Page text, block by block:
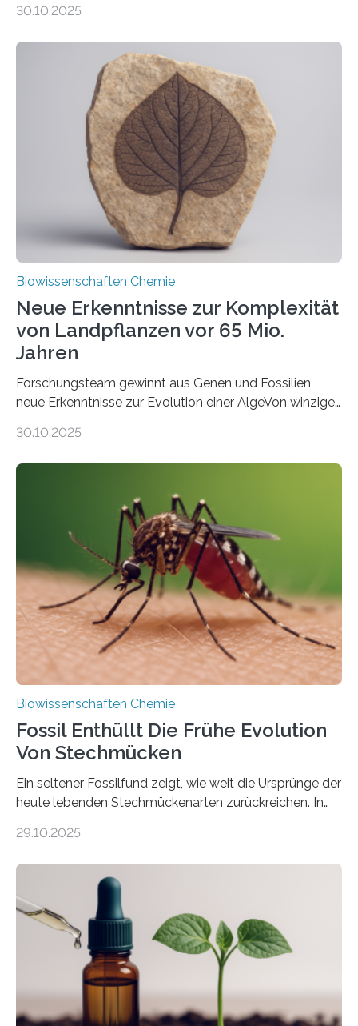
erfüllen können, müssen zahlreiche Enzyme präzise in
der Ruhr-Universität Bochum um Prof. Dr. Ralf Erdmann
und Dr. Ismaila Francis Yusuf hat nun einen bislang
unbekannten Qualitätskontrollmechanismus des
peroxisomalen Proteintransports in der Bäckerhefe
Saccharomyces cerevisiae entdeckt, der für die
Funktionsfähigkeit der Organellen entscheidend ist. Die
Studie wurde am 28. Oktober 2025 in der
Fachzeitschrift…
30.10.2025
Biowissenschaften Chemie
Neue Erkenntnisse zur Komplexität
von Landpflanzen vor 65 Mio.
Jahren
Forschungsteam gewinnt aus Genen und Fossilien
neue Erkenntnisse zur Evolution einer AlgeVon winzigen
Landpflanzen zählen zu den komplexesten
Grünalgen, die vor Hunderten von Millionen Jahren
lebten. Unter den Vorfahren sticht eine Gruppe heraus,
die noch heute in der Natur vorkommt: die
Süßwasseralge Coleochaetophyceae. Einige Arten
dieser Gruppe bilden aus Zellfäden dichte Geflechte
mit scheibenförmiger Gestalt. Was auffällig ist: Die
nächsten…
30.10.2025
Biowissenschaften Chemie
Fossil Enthüllt Die Frühe Evolution
Von Stechmücken
Ein seltener Fossilfund zeigt, wie weit die Ursprünge der
heute lebenden Stechmückenarten zurückreichen. In
Forschende die bisher älteste bekannte Stechmücken-
Region Kachin in Myanmar und hat sich in
ausgezeichnetem Zustand erhalten. Es konnte als neue
Art einer neuen Gattung beschrieben werden und trägt
nun den Namen Cretosabethes primaevus. Dieser erste
fossile Nachweis einer Stechmückenlarve in Bernstein
stellt gleichzeitig den ersten Fossilfund einer
Mückenlarve aus dem Mesozoikum dar, denn…
29.10.2025